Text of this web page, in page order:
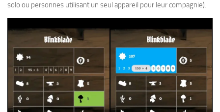
solo ou personnes utilisant un seul appareil pour leur compagnie).